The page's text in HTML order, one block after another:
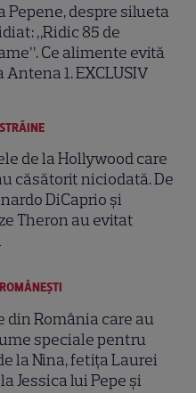
Pepene, despre silueta
„Ridic 85 de
Ce alimente evită
Antena 1. EXCLUSIV
de la Hollywood care
căsătorit niciodată. De
DiCaprio și
Theron au evitat
din România care au
speciale pentru
la Nina, fetița Laurei
Jessica lui Pepe și